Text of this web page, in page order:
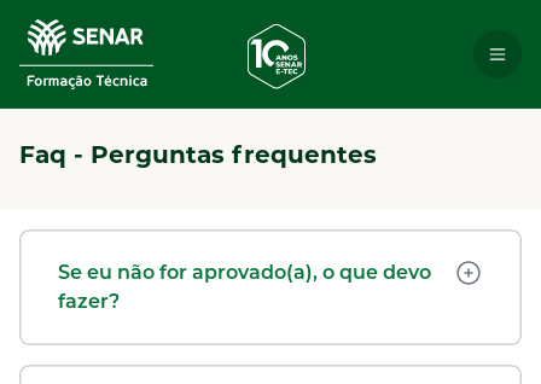
Faq - Perguntas frequentes
Se eu não for aprovado(a), o que devo
fazer?